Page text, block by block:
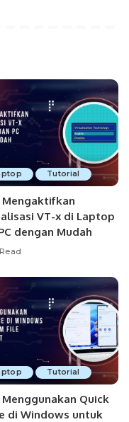
Tutorial
Mengaktifkan
VT-x di Laptop
dengan Mudah
Tutorial
Menggunakan Quick
di Windows untuk